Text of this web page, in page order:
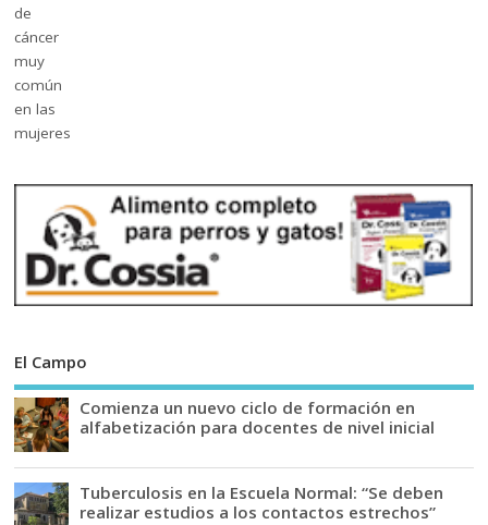
El Campo
Comienza un nuevo ciclo de formación en
alfabetización para docentes de nivel inicial
Tuberculosis en la Escuela Normal: “Se deben
realizar estudios a los contactos estrechos”